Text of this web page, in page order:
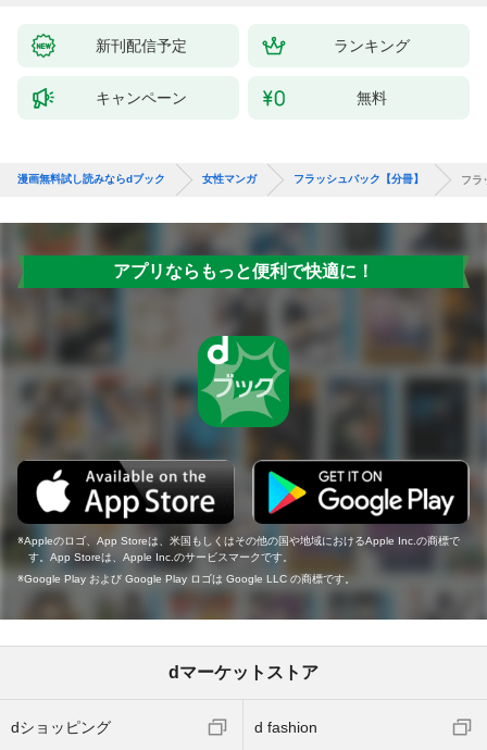
新刊配信予定 ランキング
キャンペーン 無料
漫画無料試し読みならdブック 女性マンガ フラッシュバック【分冊】 フラ
アプリならもっと便利で快適に！
Appleのロゴ、App Storeは、米国もしくはその他の国や地域におけるApple Inc.の商標で
す。App Storeは、Apple Inc.のサービスマークです。
Google Play および Google Play ロゴは Google LLC の商標です。
dマーケットストア
dショッピング d fashion